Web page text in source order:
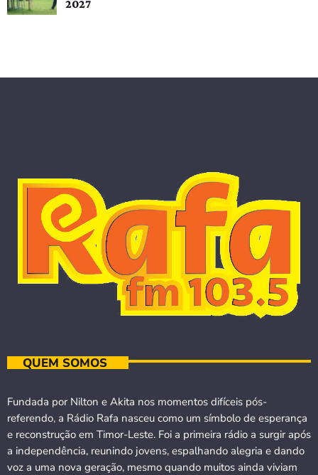
2027
QUEM SOMOS
Fundada por Nilton e Akita nos momentos difíceis pós-
referendo, a Rádio Rafa nasceu como um símbolo de esperança
e reconstrução em Timor-Leste. Foi a primeira rádio a surgir após
a independência, reunindo jovens, espalhando alegria e dando
voz a uma nova geração, mesmo quando muitos ainda viviam